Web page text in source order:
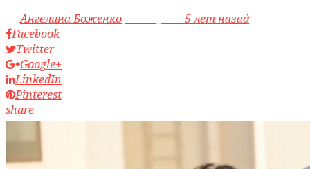
byАнгелина Боженко
5 лет назад
Facebook
Twitter
Google+
LinkedIn
Pinterest
share